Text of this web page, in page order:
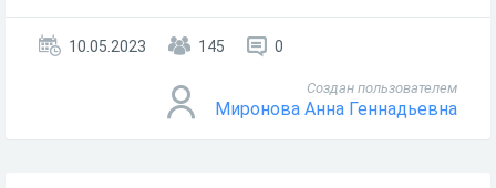
10.05.2023 145 0
Создан пользователем
Миронова Анна Геннадьевна